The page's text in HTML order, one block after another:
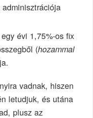
évi 1,75%-os fix
(hozammal
vadnak, hiszen
letudjuk, és utána
plusz az